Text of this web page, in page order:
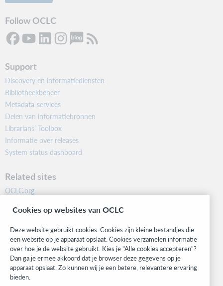
Follow OCLC
Support
Discovery en informatiediensten
Bibliotheekbeheer
Metadata-services
Delen van informatiebronnen
Librarians’ Toolbox
Informatie over releases
System status dashboard
Related sites
OCLC.org
Community
Research
WebJunction
Developer Network
Stay in the know.
Cookies op websites van OCLC
Deze website gebruikt cookies. Cookies zijn kleine bestandjes die
een website op je apparaat opslaat. Cookies verzamelen informatie
over hoe je de website gebruikt. Kies je "Alle cookies accepteren"?
Dan ga je ermee akkoord dat je browser deze gegevens op je
apparaat opslaat. Zo kunnen wij je een betere, relevantere ervaring
bieden.